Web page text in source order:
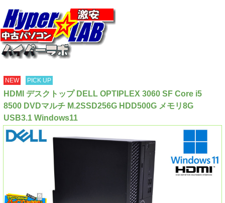
NEW PICK UP
HDMI デスクトップ DELL OPTIPLEX 3060 SF Core i5
8500 DVDマルチ M.2SSD256G HDD500G メモリ8G
USB3.1 Windows11